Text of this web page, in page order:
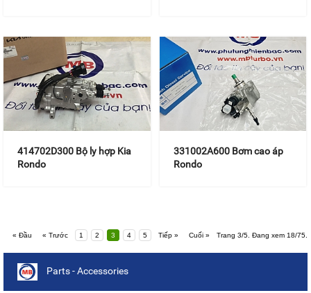
414702D300 Bộ ly hợp Kia
Rondo
331002A600 Bơm cao áp
Rondo
« Đầu « Trước 1 2 3 4 5 Tiếp » Cuối » Trang 3/5. Đang xem 18/75.
Parts - Accessories